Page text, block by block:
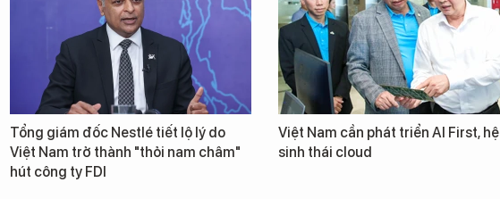
Tổng giám đốc Nestlé tiết lộ lý do
Việt Nam trở thành "thỏi nam châm"
hút công ty FDI
Việt Nam cần phát triển AI First, hệ
sinh thái cloud